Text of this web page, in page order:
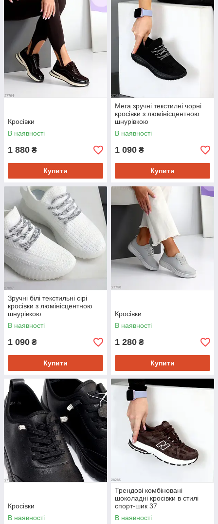
Кросівки
В наявності
1 880 ₴
Купити
Мега зручні текстилні чорні
кросівки з люмінісцентною
шнурівкою
В наявності
1 090 ₴
Купити
Зручні білі текстильні сірі
кросівки з люмінісцентною
шнурівкою
В наявності
1 090 ₴
Купити
Кросівки
В наявності
1 280 ₴
Купити
Кросівки
В наявності
Трендові комбіновані
шоколадні кросівки в стилі
спорт-шик 37
В наявності